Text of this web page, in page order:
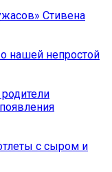
Стивена
нашей непростой
с сыром и